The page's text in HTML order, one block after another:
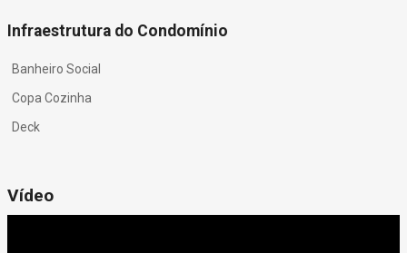
Infraestrutura do Condomínio
Banheiro Social
Copa Cozinha
Deck
Vídeo